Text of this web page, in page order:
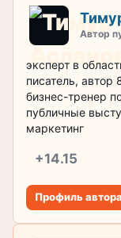
Автор
эксперт в
писатель, автор
бизнес-тренер
публичные
маркетинг
+14.15
Профиль автора